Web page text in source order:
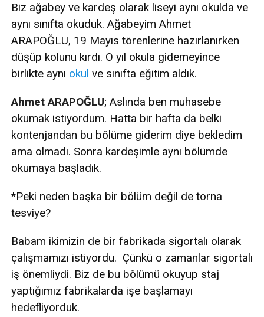
Biz ağabey ve kardeş olarak liseyi aynı okulda ve
aynı sınıfta okuduk. Ağabeyim Ahmet
ARAPOĞLU, 19 Mayıs törenlerine hazırlanırken
düşüp kolunu kırdı. O yıl okula gidemeyince
birlikte aynı okul ve sınıfta eğitim aldık.
Ahmet ARAPOĞLU; Aslında ben muhasebe
okumak istiyordum. Hatta bir hafta da belki
kontenjandan bu bölüme giderim diye bekledim
ama olmadı. Sonra kardeşimle aynı bölümde
okumaya başladık.
*Peki neden başka bir bölüm değil de torna
tesviye?
Babam ikimizin de bir fabrikada sigortalı olarak
çalışmamızı istiyordu. Çünkü o zamanlar sigortalı
iş önemliydi. Biz de bu bölümü okuyup staj
yaptığımız fabrikalarda işe başlamayı
hedefliyorduk.